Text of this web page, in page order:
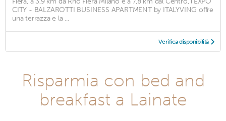
CITY - BALZAROTTI BUSINESS APARTMENT by ITALYVING offre
una terrazza e la ...
Verifica disponibilità
Risparmia con bed and
breakfast a Lainate